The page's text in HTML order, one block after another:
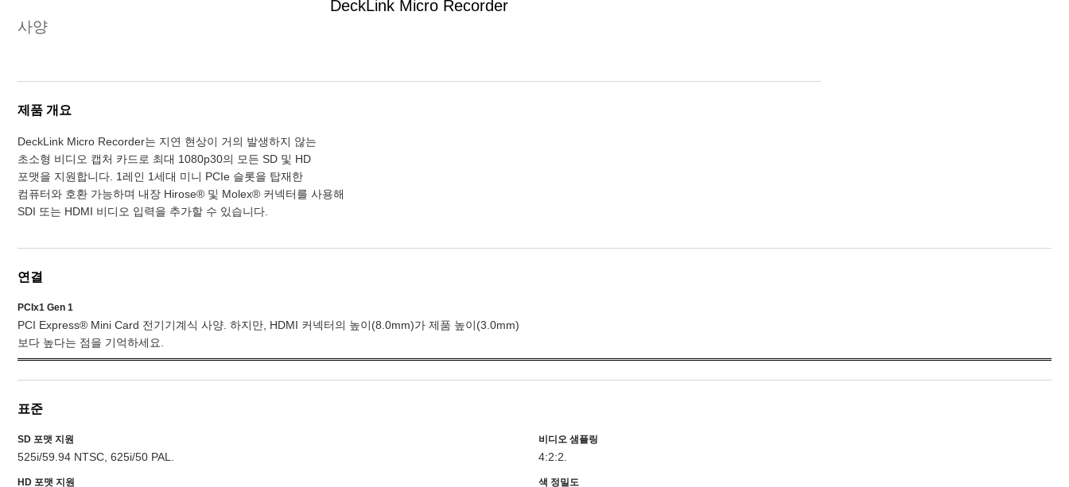
DeckLink Micro Recorder
사양
제품 개요
DeckLink Micro Recorder는 지연 현상이 거의 발생하지 않는
초소형 비디오 캡처 카드로 최대 1080p30의 모든 SD 및 HD
포맷을 지원합니다. 1레인 1세대 미니 PCIe 슬롯을 탑재한
컴퓨터와 호환 가능하며 내장 Hirose® 및 Molex® 커넥터를 사용해
SDI 또는 HDMI 비디오 입력을 추가할 수 있습니다.
연결
PCIx1 Gen 1
PCI Express® Mini Card 전기기계식 사양. 하지만, HDMI 커넥터의 높이(8.0mm)가 제품 높이(3.0mm)
보다 높다는 점을 기억하세요.
표준
SD 포맷 지원
525i/59.94 NTSC, 625i/50 PAL.
HD 포맷 지원
비디오 샘플링
4:2:2.
색 정밀도